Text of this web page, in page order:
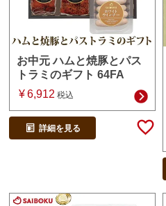
お中元 ハムと焼豚とパス
トラミのギフト 64FA
¥ 6,912 税込
詳細を見る